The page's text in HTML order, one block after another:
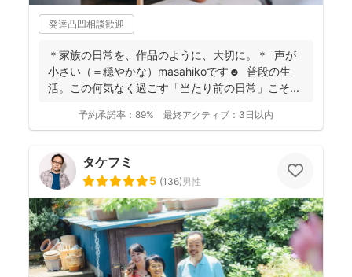
発達凸凹相談歓迎
＊家族の日常を、作品のように、大切に。＊ 声が
小さい（＝穏やかな）masahikoです☻ 普段の生
活。この何気なく過ごす「当たり前の日常」こそ...
予約承諾率： 89% 最終アクティブ： 3日以内
タケフミ
5 (136)男性